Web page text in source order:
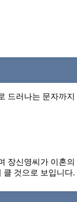
드러나는 문자까지
장신영씨가 이혼의
클 것으로 보입니다.